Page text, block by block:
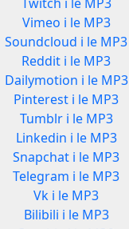
Vimeo i le MP3
Soundcloud i le MP3
Reddit i le MP3
Dailymotion i le MP3
Pinterest i le MP3
Tumblr i le MP3
Linkedin i le MP3
Snapchat i le MP3
Telegram i le MP3
Vk i le MP3
Bilibili i le MP3